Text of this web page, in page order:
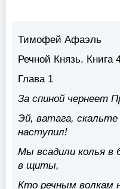
Тимофей Афаэль
Речной Князь. Книга
Глава 1
За спиной чернеет
Эй, ватага,
наступил!
Мы всадили колья в
в щиты,
Кто речным волкам